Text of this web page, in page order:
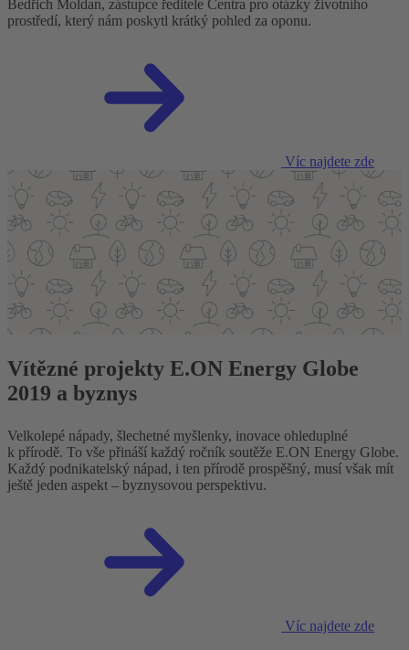
Bedřich Moldan, zástupce ředitele Centra pro otázky životního
prostředí, který nám poskytl krátký pohled za oponu.
Víc najdete zde
Vítězné projekty E.ON Energy Globe
2019 a byznys
Velkolepé nápady, šlechetné myšlenky, inovace ohleduplné
k přírodě. To vše přináší každý ročník soutěže E.ON Energy Globe.
Každý podnikatelský nápad, i ten přírodě prospěšný, musí však mít
ještě jeden aspekt – byznysovou perspektivu.
Víc najdete zde